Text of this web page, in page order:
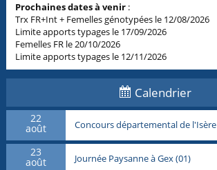
Prochaines dates à venir :
Trx FR+Int + Femelles génotypées le 12/08/2026
Limite apports typages le 17/09/2026
Femelles FR le 20/10/2026
Limite apports typages le 12/11/2026
Calendrier
22
août Concours départemental de l'Isère
23
août Journée Paysanne à Gex (01)